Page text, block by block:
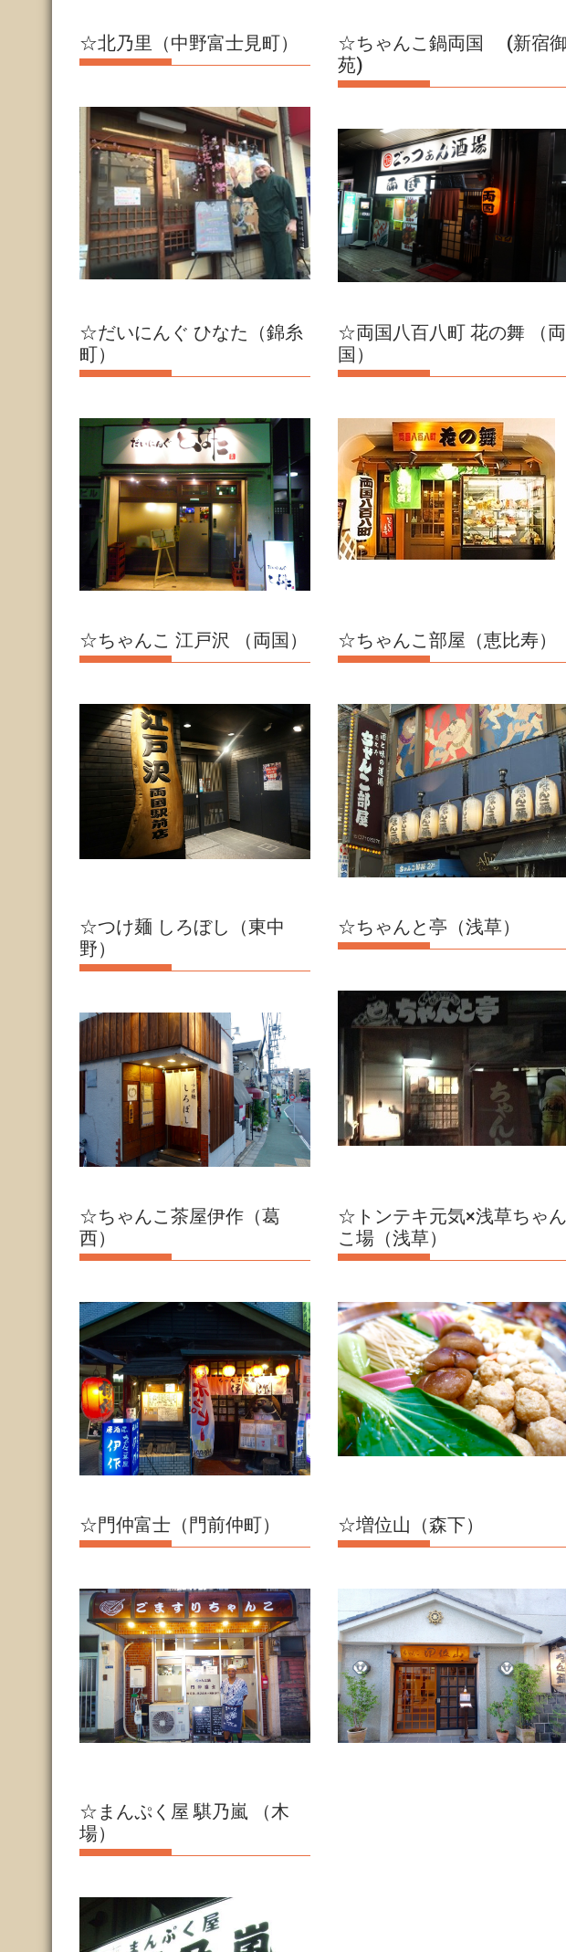
☆北乃里（中野富士見町）
☆ちゃんこ鍋両国 (新宿御
苑)
☆だいにんぐ ひなた（錦糸
町）
☆両国八百八町 花の舞 （両
国）
☆ちゃんこ 江戸沢 （両国） ☆ちゃんこ部屋（恵比寿）
☆つけ麺 しろぼし（東中
野）
☆ちゃんと亭（浅草）
☆ちゃんこ茶屋伊作（葛
西）
☆トンテキ元気×浅草ちゃん
こ場（浅草）
☆門仲富士（門前仲町） ☆増位山（森下）
☆まんぷく屋 騏乃嵐 （木
場）